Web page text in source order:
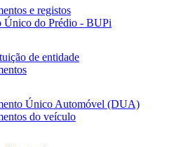
e registos
Único do Prédio - BUPi
de entidade
Único Automóvel (DUA)
do veículo